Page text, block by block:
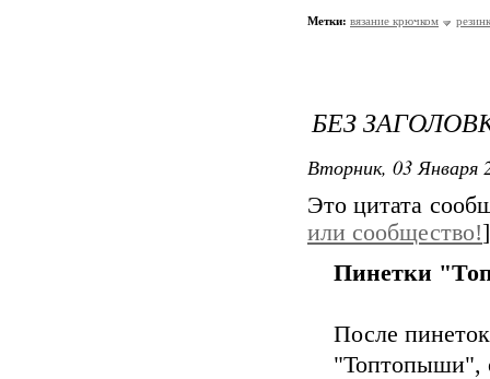
Метки: вязание крючком
БЕЗ
Вторник, 03 Января
Это цитата
или сообщество!]
Пинетки
После
"Топтопыши",